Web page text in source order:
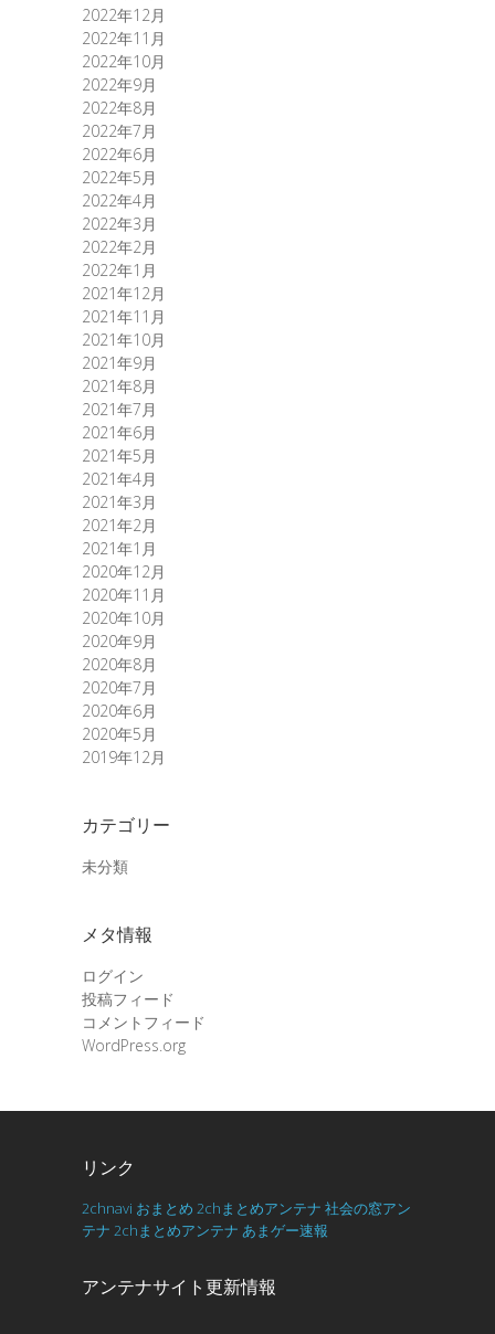
2022年12月
2022年11月
2022年10月
2022年9月
2022年8月
2022年7月
2022年6月
2022年5月
2022年4月
2022年3月
2022年2月
2022年1月
2021年12月
2021年11月
2021年10月
2021年9月
2021年8月
2021年7月
2021年6月
2021年5月
2021年4月
2021年3月
2021年2月
2021年1月
2020年12月
2020年11月
2020年10月
2020年9月
2020年8月
2020年7月
2020年6月
2020年5月
2019年12月
カテゴリー
未分類
メタ情報
ログイン
投稿フィード
コメントフィード
WordPress.org
リンク
2chnavi おまとめ 2chまとめアンテナ 社会の窓アン
テナ 2chまとめアンテナ あまゲー速報
アンテナサイト更新情報